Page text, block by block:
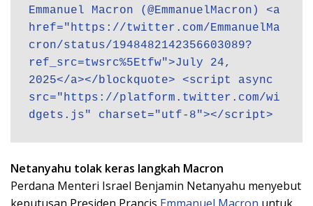
Emmanuel Macron (@EmmanuelMacron) <a
href="https://twitter.com/EmmanuelMa
cron/status/1948482142356603089?
ref_src=twsrc%5Etfw">July 24,
2025</a></blockquote> <script async
src="https://platform.twitter.com/wi
dgets.js" charset="utf-8"></script>
Netanyahu tolak keras langkah Macron
Perdana Menteri Israel Benjamin Netanyahu menyebut